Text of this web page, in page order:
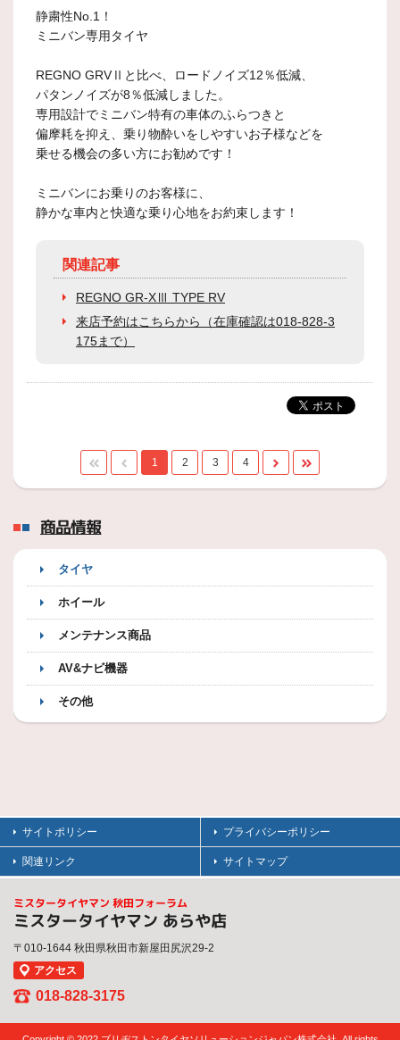
静粛性No.1！
ミニバン専用タイヤ
REGNO GRVⅡと比べ、ロードノイズ12％低減、
パタンノイズが8％低減しました。
専用設計でミニバン特有の車体のふらつきと
偏摩耗を抑え、乗り物酔いをしやすいお子様などを
乗せる機会の多い方にお勧めです！
ミニバンにお乗りのお客様に、
静かな車内と快適な乗り心地をお約束します！
関連記事
REGNO GR-XⅢ TYPE RV
来店予約はこちらから（在庫確認は018-828-3
175まで）
1 2 3 4
商品情報
タイヤ
ホイール
メンテナンス商品
AV&ナビ機器
その他
サイトポリシー プライバシーポリシー
関連リンク サイトマップ
ミスタータイヤマン 秋田フォーラム
ミスタータイヤマン あらや店
〒010-1644 秋田県秋田市新屋田尻沢29-2
アクセス
018-828-3175